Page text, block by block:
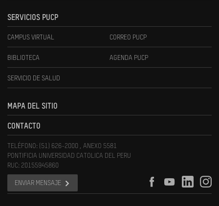
SERVICIOS PUCP
CAMPUS VIRTUAL CORREO PUCP
BIBLIOTECA AGENDA PUCP
SERVICIO DE SALUD
MAPA DEL SITIO
CONTACTO
TELÉFONO: (51) 626-2000 , ANEXO 5581
PONTIFICIA UNIVERSIDAD CATOLICA DEL PERU
RUC: 20155945860
ENVIAR MENSAJE